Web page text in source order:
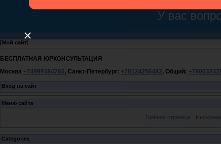
[Мой сайт]
БЕСПЛАТНАЯ ЮРКОНСУЛЬТАЦИЯ
Москва +74999384765, Санкт-Петербург: +78124256482, Общий:
Вход на сайт
Меню сайта
Главная страница
Categories